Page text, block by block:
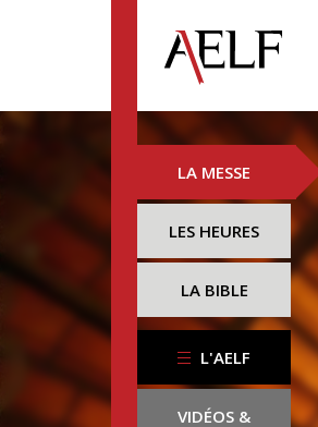
LA MESSE
LES HEURES
LA BIBLE
L'AELF
VIDÉOS &